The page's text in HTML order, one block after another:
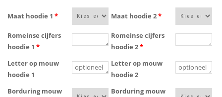
Maat hoodie 1 * Maat hoodie 2*
Romeinse cijfers
hoodie 1 *
Romeinse cijfers
hoodie 2*
Letter op mouw
hoodie 1
Letter op mouw
hoodie 2
Borduring mouw
Borduring mouw